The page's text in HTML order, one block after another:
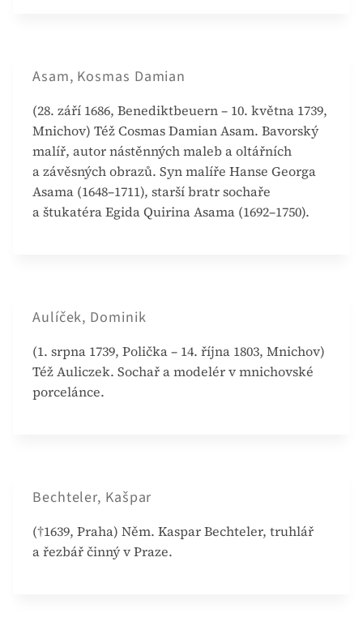
Asam, Kosmas Damian
(28. září 1686, Benediktbeuern – 10. května 1739,
Mnichov) Též Cosmas Damian Asam. Bavorský
malíř, autor nástěnných maleb a oltářních
a závěsných obrazů. Syn malíře Hanse Georga
Asama (1648–1711), starší bratr sochaře
a štukatéra Egida Quirina Asama (1692–1750).
Aulíček, Dominik
(1. srpna 1739, Polička – 14. října 1803, Mnichov)
Též Auliczek. Sochař a modelér v mnichovské
porcelánce.
Bechteler, Kašpar
(†1639, Praha) Něm. Kaspar Bechteler, truhlář
a řezbář činný v Praze.